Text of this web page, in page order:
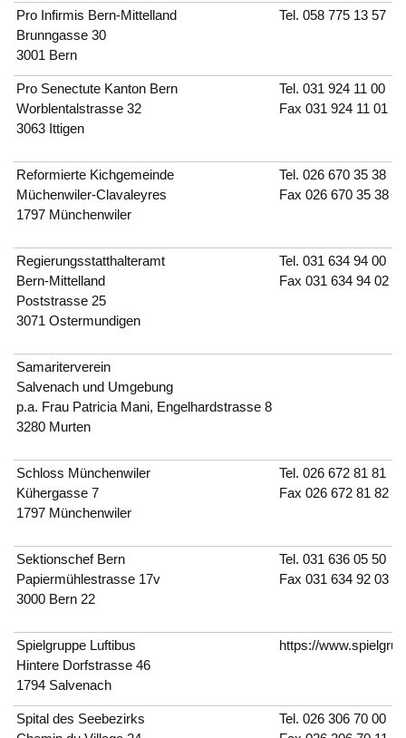
Pro Infirmis Bern-Mittelland
Brunngasse 30
3001 Bern
Tel. 058 775 13 57
Pro Senectute Kanton Bern
Worblentalstrasse 32
3063 Ittigen
Tel. 031 924 11 00
Fax 031 924 11 01
Reformierte Kichgemeinde
Müchenwiler-Clavaleyres
1797 Münchenwiler
Tel. 026 670 35 38
Fax 026 670 35 38
Regierungsstatthalteramt
Bern-Mittelland
Poststrasse 25
3071 Ostermundigen
Tel. 031 634 94 00
Fax 031 634 94 02
Samariterverein
Salvenach und Umgebung
p.a. Frau Patricia Mani, Engelhardstrasse 8
3280 Murten
Schloss Münchenwiler
Kühergasse 7
1797 Münchenwiler
Tel. 026 672 81 81
Fax 026 672 81 82
Sektionschef Bern
Papiermühlestrasse 17v
3000 Bern 22
Tel. 031 636 05 50
Fax 031 634 92 03
Spielgruppe Luftibus
Hintere Dorfstrasse 46
1794 Salvenach
https://
Spital des Seebezirks
Tel. 026 306 70 00